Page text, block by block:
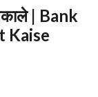
| Bank
Kaise